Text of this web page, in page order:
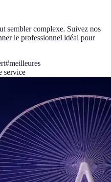
sembler complexe. Suivez nos
le professionnel idéal pour
#meilleures
service